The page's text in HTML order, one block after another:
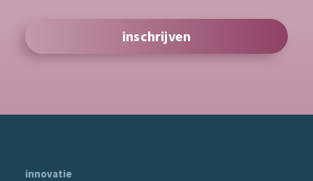
inschrijven
innovatie